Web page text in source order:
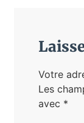
Votre
Les
avec *